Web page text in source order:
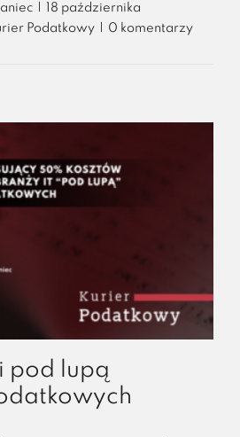
18 października
Podatkowy
0 komentarzy
pod lupą